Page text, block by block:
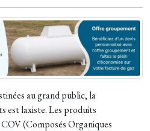
au grand public, la
est laxiste. Les produits
(Composés Organiques